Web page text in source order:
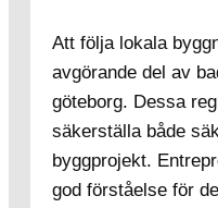
Att följa lokala
avgörande del av
göteborg. Dessa
säkerställa både
byggprojekt.
god förståelse för